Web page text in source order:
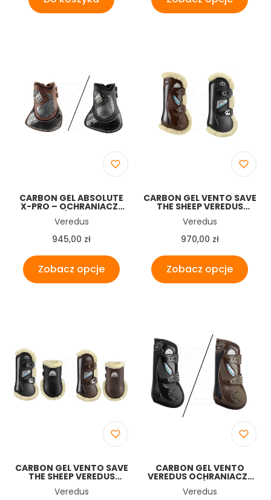
CARBON GEL ABSOLUTE
X-PRO – OCHRANIACZE
NA TYŁ (HIND REAR
BOOTS) VEREDUS
Producent
Veredus
Cena
945,00 zł
Zobacz opcje
CARBON GEL VENTO SAVE
THE SHEEP VEREDUS
PRZODY
Producent
Veredus
Cena
970,00 zł
Zobacz opcje
CARBON GEL VENTO SAVE
THE SHEEP VEREDUS
KOMPLET
Producent
Veredus
CARBON GEL VENTO
VEREDUS OCHRANIACZE
PRZÓD
Producent
Veredus